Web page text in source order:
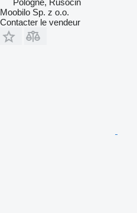
Pologne, Rusocin
Moobilo Sp. z o.o.
Contacter le vendeur